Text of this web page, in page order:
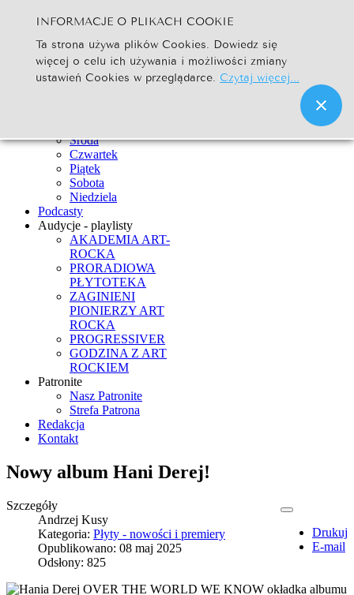
Szukaj... Go
Strona Główna
Newsy
Środa
Czwartek
Piątek
Sobota
Niedziela
Podcasty
Audycje - playlisty
AKADEMIA ART-
ROCKA
PRORADIOWA
PŁYTOTEKA
ZAGINIENI
PIONIERZY ART
ROCKA
PROGRESSIVER
GODZINA Z ART
ROCKIEM
Patronite
Nasz Patronite
Strefa Patrona
Redakcja
Kontakt
Nowy album Hani Derej!
Drukuj
E-mail
Szczegóły
Andrzej Kusy
Kategoria: Płyty - nowości i premiery
Opublikowano: 08 maj 2025
Odsłony: 825
INFORMACJE O PLIKACH COOKIE
Ta strona używa plików Cookies. Dowiedz się
więcej o celu ich używania i możliwości zmiany
ustawień Cookies w przeglądarce. Czytaj więcej...